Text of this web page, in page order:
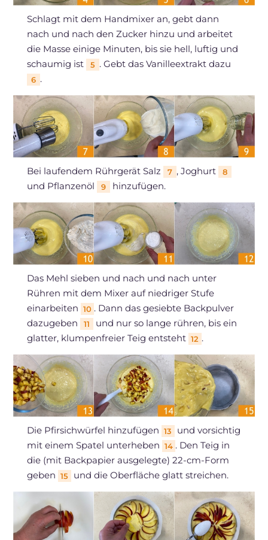
Schlagt mit dem Handmixer an, gebt dann
nach und nach den Zucker hinzu und arbeitet
die Masse einige Minuten, bis sie hell, luftig und
schaumig ist
5 . Gebt das Vanilleextrakt dazu
6 .
Bei laufendem Rührgerät Salz 7 , Joghurt 8
und Pflanzenöl 9 hinzufügen.
Das Mehl sieben und nach und nach unter
Rühren mit dem Mixer auf niedriger Stufe
einarbeiten 10 . Dann das gesiebte Backpulver
dazugeben
11
und nur so lange rühren, bis ein
glatter, klumpenfreier Teig entsteht 12 .
Die Pfirsichwürfel hinzufügen 13
und vorsichtig
mit einem Spatel unterheben 14 . Den Teig in
die (mit Backpapier ausgelegte) 22-cm-Form
geben 15 und die Oberfläche glatt streichen.